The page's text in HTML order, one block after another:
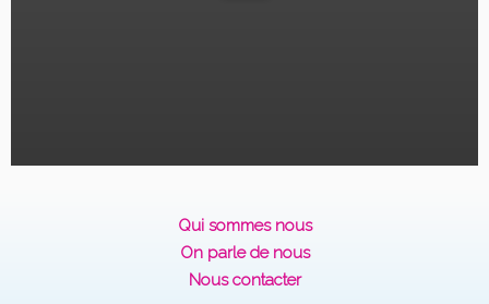
Qui sommes nous
On parle de nous
Nous contacter